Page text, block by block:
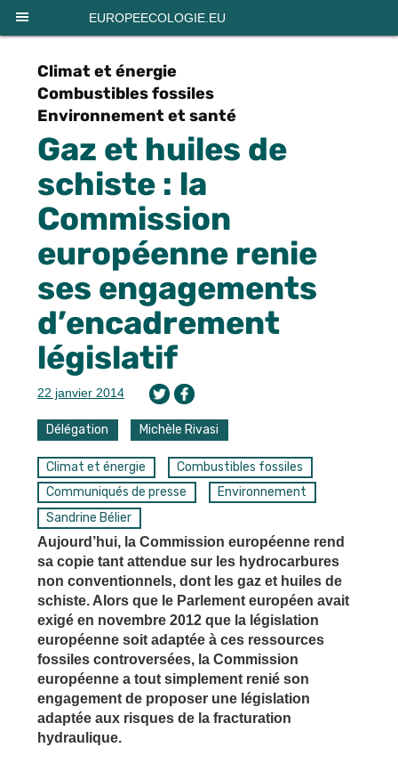
EUROPEECOLOGIE.EU
Climat et énergie
Combustibles fossiles
Environnement et santé
Gaz et huiles de
schiste : la
Commission
européenne renie
ses engagements
d’encadrement
législatif
22 janvier 2014
Délégation Michèle Rivasi
Climat et énergie
Combustibles fossiles
Communiqués de presse
Environnement
Sandrine Bélier
Aujourd’hui, la Commission européenne rend
sa copie tant attendue sur les hydrocarbures
non conventionnels, dont les gaz et huiles de
schiste. Alors que le Parlement européen avait
exigé en novembre 2012 que la législation
européenne soit adaptée à ces ressources
fossiles controversées, la Commission
européenne a tout simplement renié son
engagement de proposer une législation
adaptée aux risques de la fracturation
hydraulique.